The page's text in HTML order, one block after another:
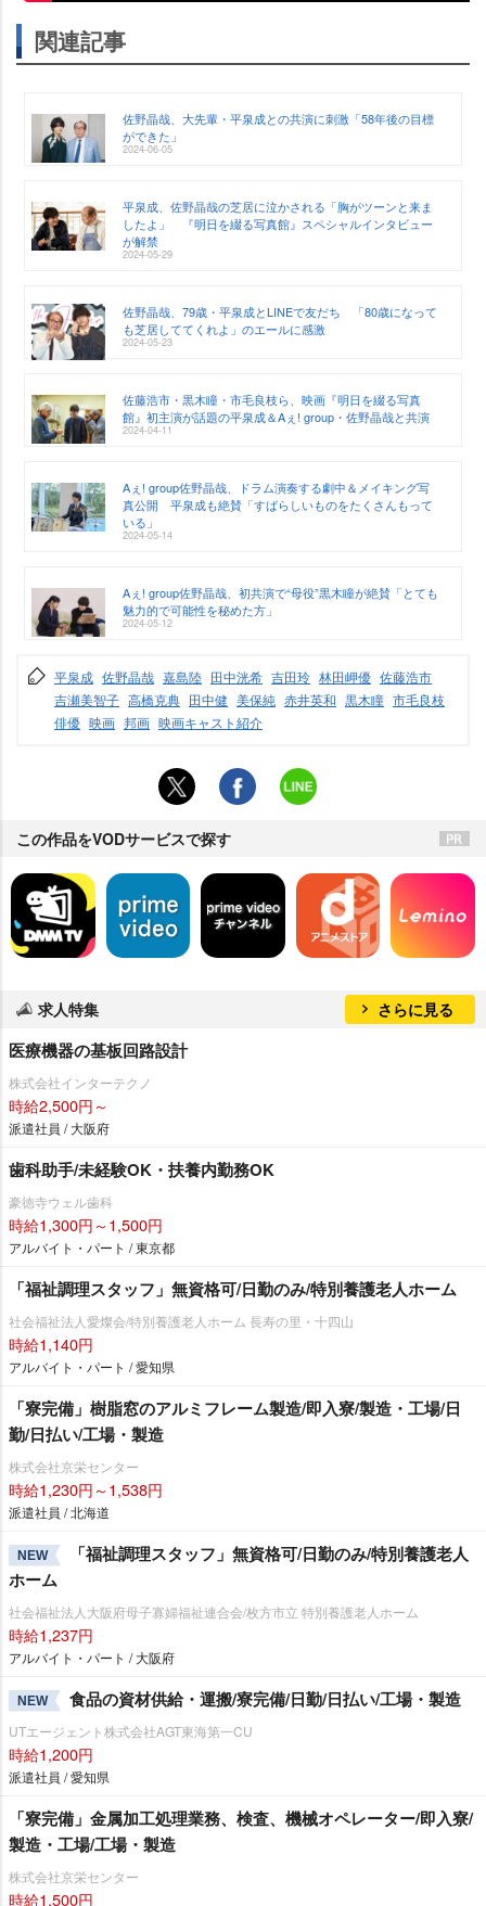
関連記事
佐野晶哉、大先輩・平泉成との共演に刺激「58年後の目標
ができた」
2024-06-05
平泉成、佐野晶哉の芝居に泣かされる「胸がツーンと来ま
したよ」 『明日を綴る写真館』スペシャルインタビュー
が解禁
2024-05-29
佐野晶哉、79歳・平泉成とLINEで友だち 「80歳になって
も芝居しててくれよ」のエールに感激
2024-05-23
佐藤浩市・黒木瞳・市毛良枝ら、映画『明日を綴る写真
館』初主演が話題の平泉成＆Aぇ! group・佐野晶哉と共演
2024-04-11
Aぇ! group佐野晶哉、ドラム演奏する劇中＆メイキング写
真公開 平泉成も絶賛「すばらしいものをたくさんもって
いる」
2024-05-14
Aぇ! group佐野晶哉、初共演で“母役”黒木瞳が絶賛「とても
魅力的で可能性を秘めた方」
2024-05-12
平泉成 佐野晶哉 嘉島陸 田中洸希 吉田玲 林田岬優 佐藤浩市
吉瀬美智子 高橋克典 田中健 美保純 赤井英和 黒木瞳 市毛良枝
俳優 映画 邦画 映画キャスト紹介
この作品をVODサービスで探す
求人特集 さらに見る
医療機器の基板回路設計
株式会社インターテクノ
時給2,500円～
派遣社員 / 大阪府
歯科助手/未経験OK・扶養内勤務OK
豪徳寺ウェル歯科
時給1,300円～1,500円
アルバイト・パート / 東京都
「福祉調理スタッフ」無資格可/日勤のみ/特別養護老人ホーム
社会福祉法人愛燦会/特別養護老人ホーム 長寿の里・十四山
時給1,140円
アルバイト・パート / 愛知県
「寮完備」樹脂窓のアルミフレーム製造/即入寮/製造・工場/日
勤/日払い/工場・製造
株式会社京栄センター
時給1,230円～1,538円
派遣社員 / 北海道
NEW
「福祉調理スタッフ」無資格可/日勤のみ/特別養護老人
ホーム
社会福祉法人大阪府母子寡婦福祉連合会/枚方市立 特別養護老人ホーム
時給1,237円
アルバイト・パート / 大阪府
NEW 食品の資材供給・運搬/寮完備/日勤/日払い/工場・製造
UTエージェント株式会社AGT東海第一CU
時給1,200円
派遣社員 / 愛知県
「寮完備」金属加工処理業務、検査、機械オペレーター/即入寮/
製造・工場/工場・製造
株式会社京栄センター
時給1,500円